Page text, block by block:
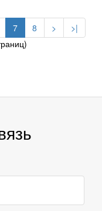
7 8 >
>|